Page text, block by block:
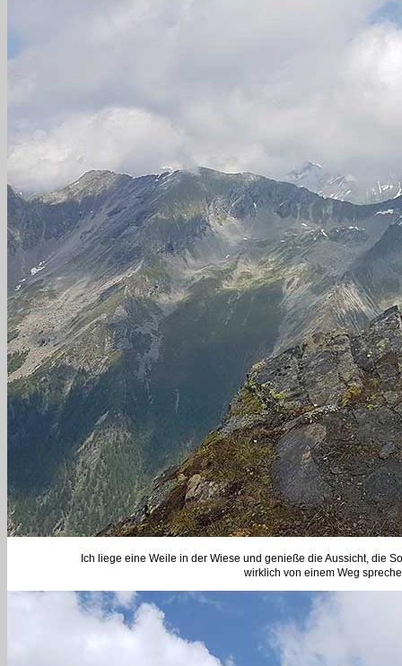
Ich liege eine Weile in der Wiese und genieße die Aussicht, die
wirklich von einem Weg